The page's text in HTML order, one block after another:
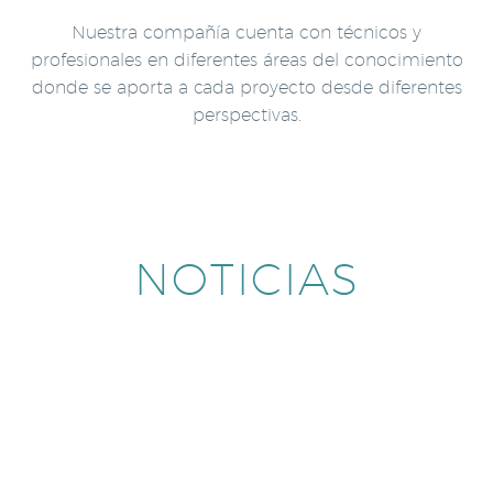
Nuestra compañía cuenta con técnicos y
profesionales en diferentes áreas del conocimiento
donde se aporta a cada proyecto desde diferentes
perspectivas.
NOTICIAS